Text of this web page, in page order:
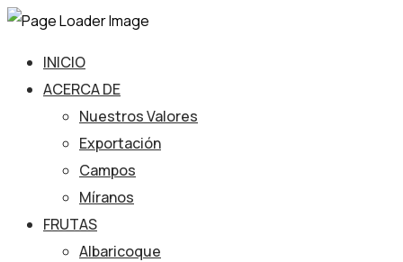
INICIO
ACERCA DE
Nuestros Valores
Exportación
Campos
Míranos
FRUTAS
Albaricoque